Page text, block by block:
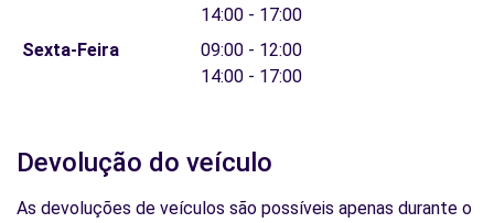
14:00 - 17:00
Sexta-Feira
09:00 - 12:00
14:00 - 17:00
Devolução do veículo
As devoluções de veículos são possíveis apenas durante o